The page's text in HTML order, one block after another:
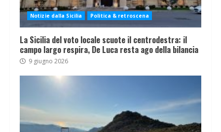
Notizie dalla Sicilia Politica & retroscena
La Sicilia del voto locale scuote il centrodestra: il
campo largo respira, De Luca resta ago della bilancia
9 giugno 2026